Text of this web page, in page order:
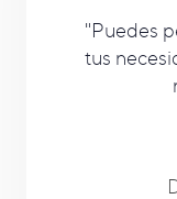
"Puedes
tus